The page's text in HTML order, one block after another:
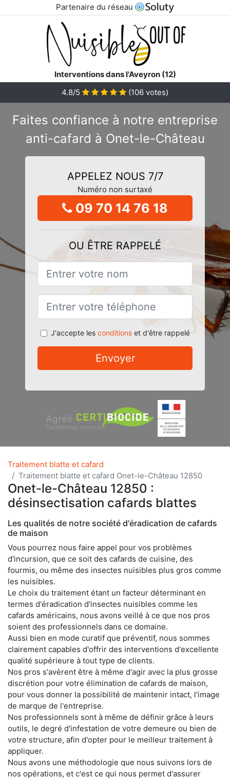
Partenaire du réseau
Interventions dans l'Aveyron (12)
4.8/5
(106 votes)
Faites confiance à notre entreprise
anti-cafard à Onet-le-Château
APPELEZ NOUS 7/7
Numéro non surtaxé
09 70 14 76 18
OU ÊTRE RAPPELÉ
J'accepte les conditionset d'être rappelé
Envoyer
Traitement blatte et cafard
Traitement blatte et cafard Onet-le-Château 12850
Onet-le-Château 12850 :
désinsectisation cafards blattes
Les qualités de notre société d'éradication de cafards
de maison
Vous pourrez nous faire appel pour vos problèmes
d'incursion, que ce soit des cafards de cuisine, des
fourmis, ou même des insectes nuisibles plus gros comme
les nuisibles.
Le choix du traitement étant un facteur déterminant en
termes d'éradication d'insectes nuisibles comme les
cafards américains, nous avons veillé à ce que nos pros
soient des professionnels dans ce domaine.
Aussi bien en mode curatif que préventif, nous sommes
clairement capables d'offrir des interventions d'excellente
qualité supérieure à tout type de clients.
Nos pros s'avèrent être à même d'agir avec la plus grosse
discrétion pour votre élimination de cafards de maison,
pour vous donner la possibilité de maintenir intact, l'image
de marque de l'entreprise.
Nos professionnels sont à même de définir grâce à leurs
outils, le degré d'infestation de votre demeure ou bien de
votre structure, afin d'opter pour le meilleur traitement à
appliquer.
Nous avons une méthodologie que nous suivons lors de
nos opérations, et c'est ce qui nous permet d'assurer